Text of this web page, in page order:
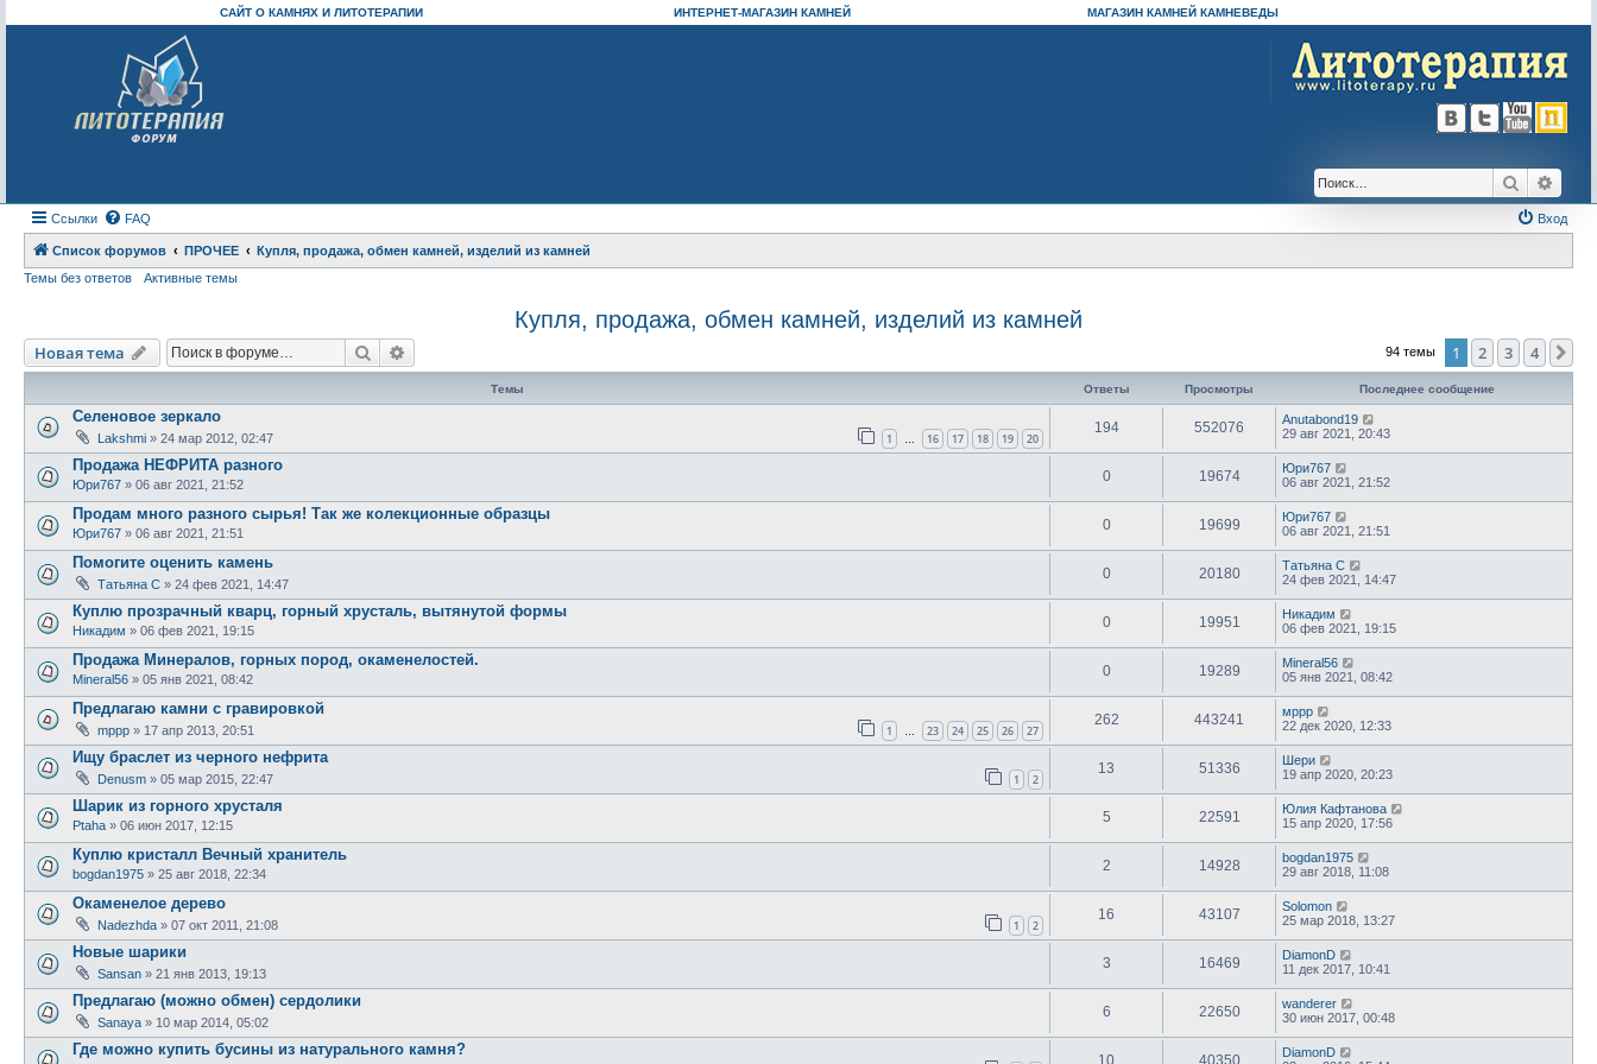
САЙТ О КАМНЯХ И ЛИТОТЕРАПИИ ИНТЕРНЕТ-МАГАЗИН КАМНЕЙ МАГАЗИН КАМНЕЙ КАМНЕВЕДЫ
Поиск
Ссылки FAQ Вход
Список форумов ПРОЧЕЕ
Купля, продажа, обмен камней, изделий из камней
Темы без ответов
Активные темы
Купля, продажа, обмен камней, изделий из камней
Новая тема Поиск 94 темы 1 2 3 4
Темы Ответы Просмотры Последнее сообщение
Селеновое зеркало
Lakshmi » 24 мар 2012, 02:47 1 … 16 17 18 19 20
194 552076
Anutabond19
29 авг 2021, 20:43
Продажа НЕФРИТА разного
Юри767 » 06 авг 2021, 21:52
0 19674
Юри767
06 авг 2021, 21:52
Продам много разного сырья! Так же колекционные образцы
Юри767 » 06 авг 2021, 21:51
0 19699
Юри767
06 авг 2021, 21:51
Помогите оценить камень
Татьяна С » 24 фев 2021, 14:47
0 20180
Татьяна С
24 фев 2021, 14:47
Куплю прозрачный кварц, горный хрусталь, вытянутой формы
Никадим » 06 фев 2021, 19:15
0 19951
Никадим
06 фев 2021, 19:15
Продажа Минералов, горных пород, окаменелостей.
Mineral56 » 05 янв 2021, 08:42
0 19289
Mineral56
05 янв 2021, 08:42
Предлагаю камни с гравировкой
mppp » 17 апр 2013, 20:51 1 … 23 24 25 26 27
262 443241
мррр
22 дек 2020, 12:33
Ищу браслет из черного нефрита
Denusm » 05 мар 2015, 22:47 1 2
13 51336
Шери
19 апр 2020, 20:23
Шарик из горного хрусталя
Ptaha » 06 июн 2017, 12:15
5 22591
Юлия Кафтанова
15 апр 2020, 17:56
Куплю кристалл Вечный хранитель
bogdan1975 » 25 авг 2018, 22:34
2 14928
bogdan1975
29 авг 2018, 11:08
Окаменелое дерево
Nadezhda » 07 окт 2011, 21:08 1 2
16 43107
Solomon
25 мар 2018, 13:27
Новые шарики
Sansan » 21 янв 2013, 19:13
3 16469
DiamonD
11 дек 2017, 10:41
Предлагаю (можно обмен) сердолики
Sanaya » 10 мар 2014, 05:02
6 22650
wanderer
30 июн 2017, 00:48
Где можно купить бусины из натурального камня?
10 40350
DiamonD